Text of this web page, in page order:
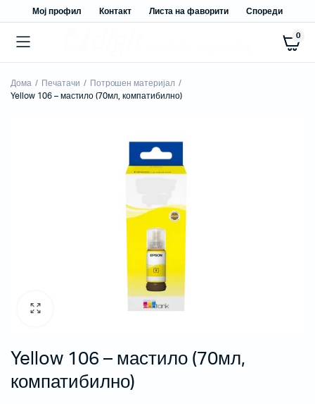
Мој профил Контакт Листа на фаворити Спореди
0
Дома Печатачи
Потрошен материјал
Yellow 106 – мастило (70мл, компатибилно)
Yellow 106 – мастило (70мл,
компатибилно)